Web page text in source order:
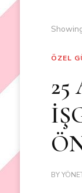
ÖZEL
25
BY